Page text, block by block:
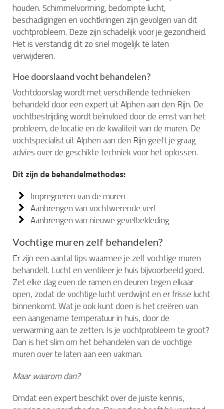
houden. Schimmelvorming, bedompte lucht,
beschadigingen en vochtkringen zijn gevolgen van dit
vochtprobleem. Deze zijn schadelijk voor je gezondheid.
Het is verstandig dit zo snel mogelijk te laten
verwijderen.
Hoe doorslaand vocht behandelen?
Vochtdoorslag wordt met verschillende technieken
behandeld door een expert uit Alphen aan den Rijn. De
vochtbestrijding wordt beïnvloed door de ernst van het
probleem, de locatie en de kwaliteit van de muren. De
vochtspecialist uit Alphen aan den Rijn geeft je graag
advies over de geschikte techniek voor het oplossen.
Dit zijn de behandelmethodes:
Impregneren van de muren
Aanbrengen van vochtwerende verf
Aanbrengen van nieuwe gevelbekleding
Vochtige muren zelf behandelen?
Er zijn een aantal tips waarmee je zelf vochtige muren
behandelt. Lucht en ventileer je huis bijvoorbeeld goed.
Zet elke dag even de ramen en deuren tegen elkaar
open, zodat de vochtige lucht verdwijnt en er frisse lucht
binnenkomt. Wat je ook kunt doen is het creëren van
een aangename temperatuur in huis, door de
verwarming aan te zetten. Is je vochtprobleem te groot?
Dan is het slim om het behandelen van de vochtige
muren over te laten aan een vakman.
Maar waarom dan?
Omdat een expert beschikt over de juiste kennis,